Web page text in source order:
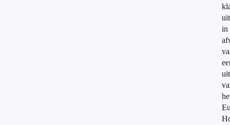
in